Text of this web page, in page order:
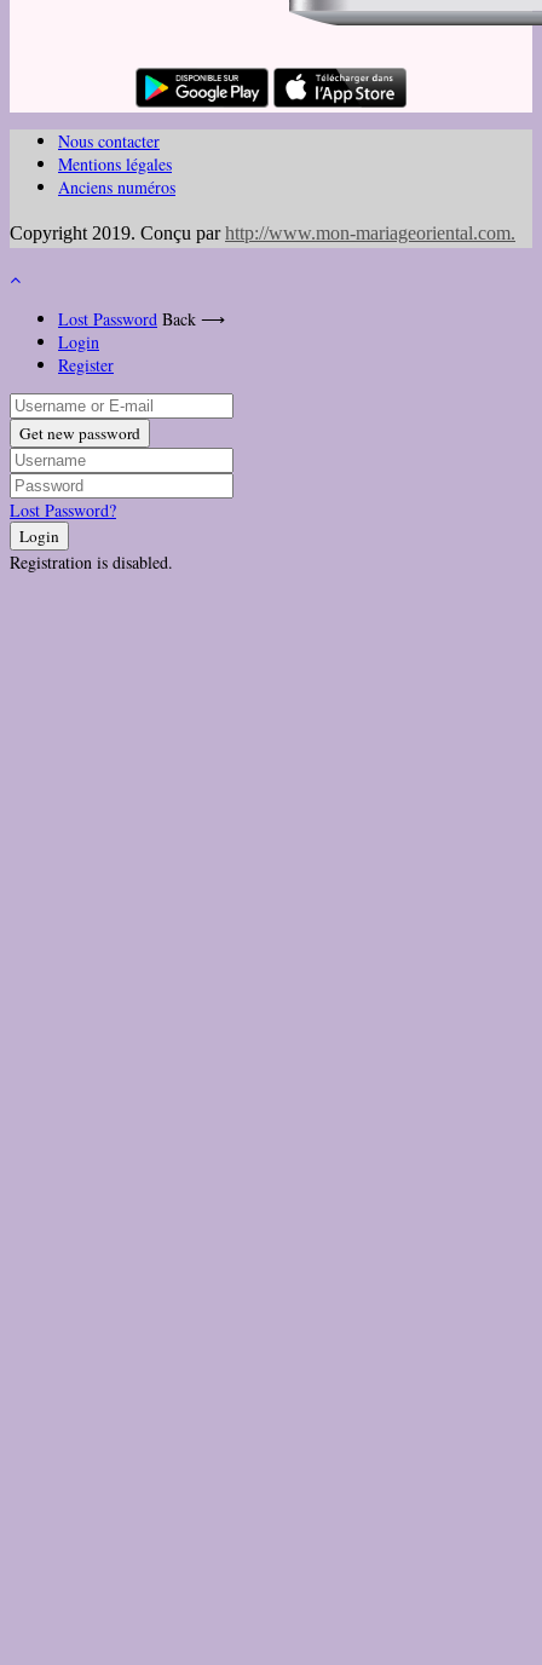
Nous contacter
Mentions légales
Anciens numéros
Copyright 2019. Conçu parhttp://www.mon-mariageoriental.com.
Lost Password Back ⟶
Login
Register
Get new password
Lost Password?
Login
Registration is disabled.